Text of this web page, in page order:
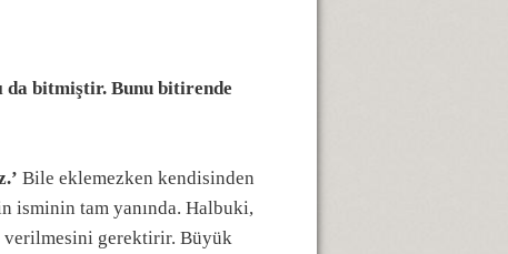
da bitmiştir. Bunu bitirende
Bile eklemezken kendisinden
isminin tam yanında. Halbuki,
verilmesini gerektirir. Büyük